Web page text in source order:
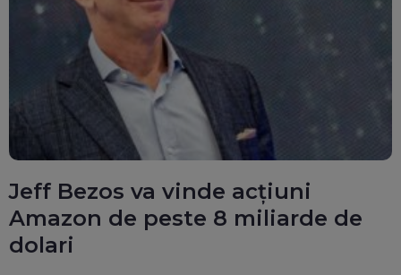
Jeff Bezos va vinde acțiuni
Amazon de peste 8 miliarde de
dolari